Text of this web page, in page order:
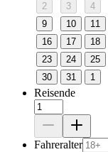
2
3 4
9
10 11
16
17 18
23
24 25
30
31 1
Reisende
Fahreralter